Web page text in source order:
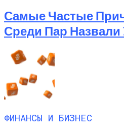
Самые Частые
Среди Пар
ФИНАНСЫ И БИЗНЕС